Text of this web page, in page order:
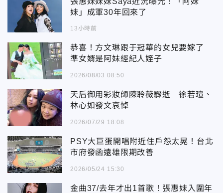
妹」成軍30年回來了
13小時前
恭喜！方文琳跟于冠華的女兒要嫁了
準女婿是阿妹經紀人姪子
2026/08/03 08:50
天后御用彩妝師陳聆薇驟逝 徐若瑄、
林心如發文哀悼
2026/07/29 18:08
PSY大巨蛋開唱附近住戶怨太晃！台北
市府發函遠雄限期改善
2026/05/24 15:30
金曲37/去年才出1首歌！張惠妹入圍年